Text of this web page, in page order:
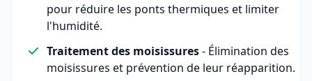
pour réduire les ponts thermiques et limiter
l'humidité.
Traitement des moisissures- Élimination des
moisissures et prévention de leur réapparition.